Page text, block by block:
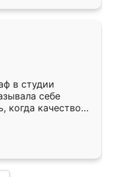
в студии
себе
когда качеством
уже почти